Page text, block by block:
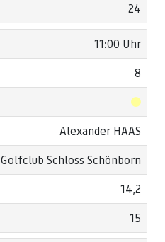
24
11:00 Uhr
8
Alexander HAAS
Golfclub Schloss Schönborn
14,2
15